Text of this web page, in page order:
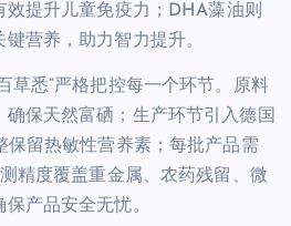
提升儿童免疫力；DHA藻油则
营养，助力智力提升。
草悉”严格把控每一个环节。原料
保天然富硒；生产环节引入德国
保留热敏性营养素；每批产品需
精度覆盖重金属、农药残留、微
产品安全无忧。